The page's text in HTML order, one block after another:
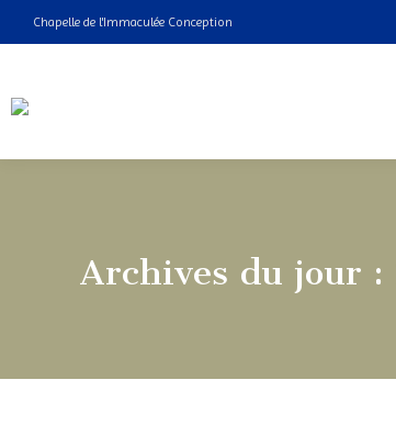
Chapelle de l'Immaculée Conception
Archives du jour :